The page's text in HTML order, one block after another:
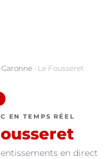
› Le Fousseret
EN TEMPS RÉEL
en direct